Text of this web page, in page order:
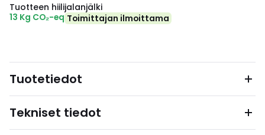
Tuotteen hiilijalanjälki
13 Kg CO₂-eq Toimittajan ilmoittama
Tuotetiedot
Tekniset tiedot